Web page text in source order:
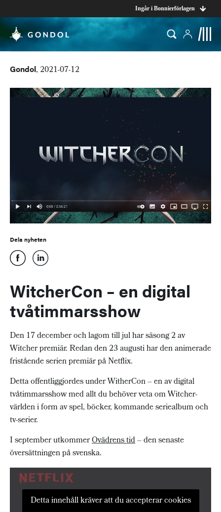
Ingår i Bonnierförlagen
Gondol, 2021-07-12
Dela nyheten
WitcherCon – en digital
tvåtimmarsshow
Den 17 december och lagom till jul har säsong 2 av
Witcher premiär. Redan den 23 augusti har den animerade
fristående serien premiär på Netflix.
Detta offentliggjordes under WitherCon – en av digital
tvåtimmarsshow med allt du behöver veta om Witcher-
världen i form av spel, böcker, kommande seriealbum och
tv-serier.
I september utkommerOvädrens tid– den senaste
översättningen på svenska.
Detta innehåll kräver att du accepterar cookies